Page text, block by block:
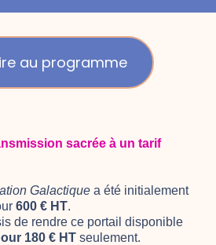
au programme
sacrée à un tarif
Galactique a été initialement
600 € HT.
de rendre ce portail disponible
180 € HT seulement.